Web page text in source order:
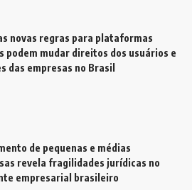
novas regras para plataformas
podem mudar direitos dos usuários e
das empresas no Brasil
de pequenas e médias
revela fragilidades jurídicas no
empresarial brasileiro